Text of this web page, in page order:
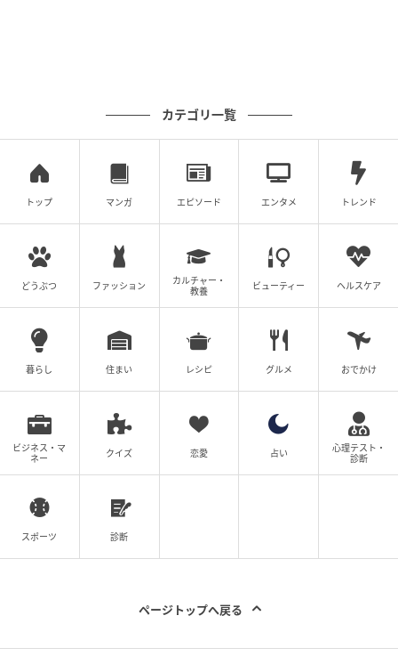
元記事で読む
次の記事
【獅子座の2026年下半期の運勢は？】鏡リュ
の記事をもっとみる
カテゴリ一覧
トップ マンガ エピソード エンタメ トレンド
どうぶつ ファッション
カルチャー・
教養
ビューティー ヘルスケア
暮らし 住まい レシピ グルメ おでかけ
ビジネス・マ
ネー
クイズ 恋愛 占い
心理テスト・
診断
スポーツ 診断
ページトップへ戻る